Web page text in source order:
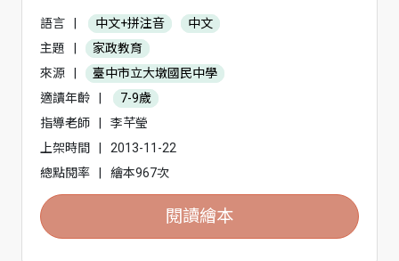
語言 中文+拼注音
中文
主題
家政教育
來源
臺中市立大墩國民中學
適讀年齡
7-9歲
指導老師
李芊瑩
上架時間
2013-11-22
總點閱率
繪本967次
閱讀繪本